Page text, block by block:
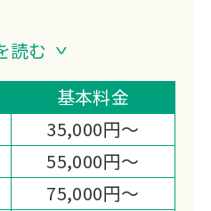
理、ゴミ屋敷清掃、
幅広く対応。
費用を削減でき、重
早朝作業にも対応。
なし、年間実績
が運営する安心の
読む
基本料金
35,000円～
55,000円～
75,000円～